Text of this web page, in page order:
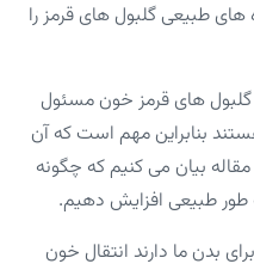
های طبیعی گلبول های قرمز را
های قرمز خون مسئول
بنابراین مهم است که آن
بیان می کنیم که چگونه
طور طبیعی افزایش دهیم.
بدن ما دارند انتقال خون